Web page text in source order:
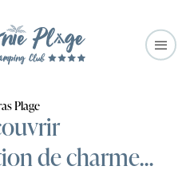
Plage
de charme…